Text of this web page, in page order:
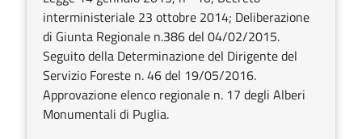
interministeriale 23 ottobre 2014; Deliberazione
di Giunta Regionale n.386 del 04/02/2015.
Seguito della Determinazione del Dirigente del
Servizio Foreste n. 46 del 19/05/2016.
Approvazione elenco regionale n. 17 degli Alberi
Monumentali di Puglia.